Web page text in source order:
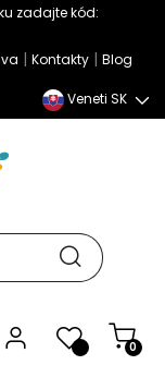
zadajte kód:
| Kontakty | Blog
Veneti SK
0